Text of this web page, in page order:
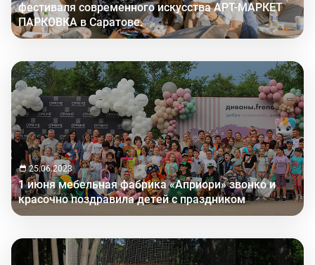
фестиваля современного искусства АРТ-МАРКЕТ
ПАРКОВКА в Саратове.
25.06.2023
1 июня мебельная фабрика «Априори» звонко и
красочно поздравила детей с праздником